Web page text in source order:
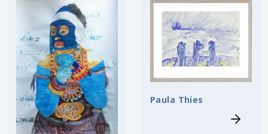
Paula Thies